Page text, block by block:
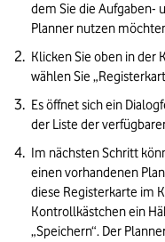
dem Sie die Aufgaben-
Planner nutzen
Klicken Sie oben in der
wählen Sie
Es öffnet sich ein
der Liste der
Im nächsten Schritt
einen vorhandenen
diese Registerkarte im
Kontrollkästchen ein
„Speichern“. Der